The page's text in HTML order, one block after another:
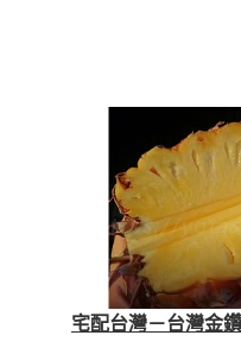
宅配台灣－台灣金